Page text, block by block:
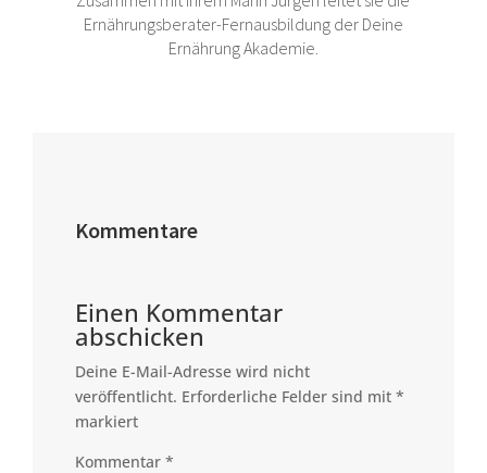
Ernährungsberater-Fernausbildung der Deine
Ernährung Akademie.
Kommentare
Einen Kommentar
abschicken
Deine E-Mail-Adresse wird nicht
veröffentlicht. Erforderliche Felder sind mit *
markiert
Kommentar *